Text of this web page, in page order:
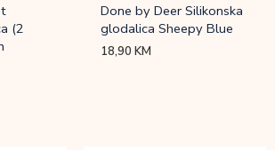
(2
Done by Deer Silikonska
glodalica Sheepy Blue
18,90KM